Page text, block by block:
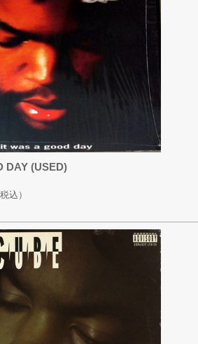
DAY (USED)
税込）